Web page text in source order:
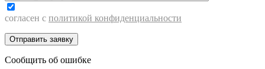
согласен с политикой конфиденциальности
Сообщить об ошибке